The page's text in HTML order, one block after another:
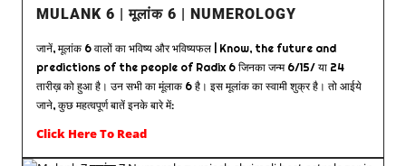
MULANK 6 | मूलांक 6 | NUMEROLOGY
जानें, मूलांक 6 वालों का भविष्य और भविष्यफल | Know, the future and
predictions of the people of Radix 6 जिनका जन्म 6/15/ या 24
तारीख़ को हुआ है। उन सभी का मूंलाक 6 है। इस मूलांक का स्वामी शुक्र है। तो आईये
जाने, कुछ महत्वपूर्ण बातें इनके बारे में:
Click Here To Read